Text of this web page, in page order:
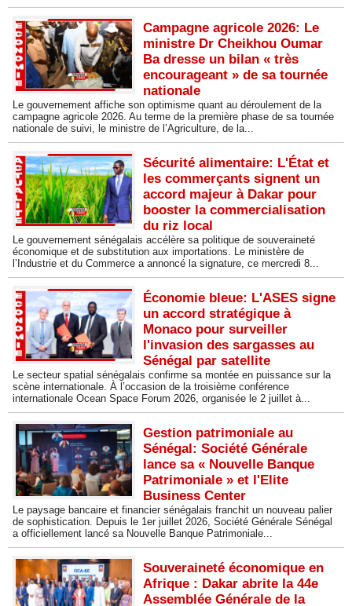
Campagne agricole 2026: Le
ministre Dr Cheikhou Oumar
Ba dresse un bilan « très
encourageant » de sa tournée
nationale
Le gouvernement affiche son optimisme quant au déroulement de la
campagne agricole 2026. Au terme de la première phase de sa tournée
nationale de suivi, le ministre de l’Agriculture, de la...
Sécurité alimentaire: L'État et
les commerçants signent un
accord majeur à Dakar pour
booster la commercialisation
du riz local
Le gouvernement sénégalais accélère sa politique de souveraineté
économique et de substitution aux importations. Le ministère de
l’Industrie et du Commerce a annoncé la signature, ce mercredi 8...
Économie bleue: L'ASES signe
un accord stratégique à
Monaco pour surveiller
l'invasion des sargasses au
Sénégal par satellite
Le secteur spatial sénégalais confirme sa montée en puissance sur la
scène internationale. À l’occasion de la troisième conférence
internationale Ocean Space Forum 2026, organisée le 2 juillet à...
Gestion patrimoniale au
Sénégal: Société Générale
lance sa « Nouvelle Banque
Patrimoniale » et l'Elite
Business Center
Le paysage bancaire et financier sénégalais franchit un nouveau palier
de sophistication. Depuis le 1er juillet 2026, Société Générale Sénégal
a officiellement lancé sa Nouvelle Banque Patrimoniale...
Souveraineté économique en
Afrique : Dakar abrite la 44e
Assemblée Générale de la